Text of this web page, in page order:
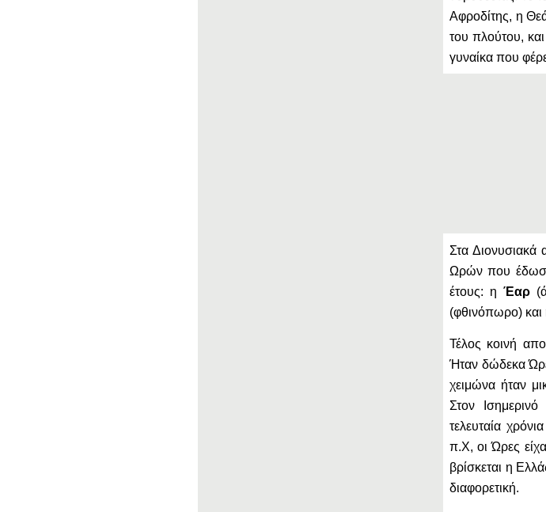
Αφροδίτης, η
του πλούτου,
γυναίκα που
Στα
Ωρών που
έτους: η Έαρ
(φθινόπωρο) και
Τέλος κοινή
Ήταν δώδεκα
χειμώνα ήταν
Στον
τελευταία
π.Χ, οι Ώρες
βρίσκεται η
διαφορετική.